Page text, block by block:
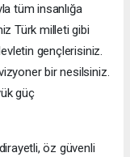
tüm insanlığa
Türk milleti gibi
gençlerisiniz.
bir nesilsiniz.
güç
öz güvenli